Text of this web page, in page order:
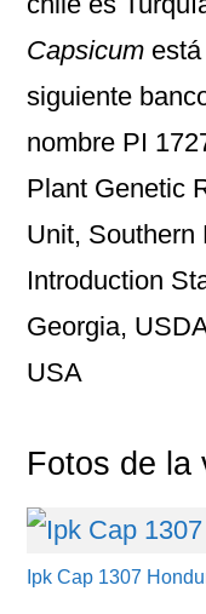
Capsicum
siguiente
nombre PI
Plant Genetic
Unit, Southern
Introduction
Georgia,
USA
Fotos de la
Ipk Cap 1307